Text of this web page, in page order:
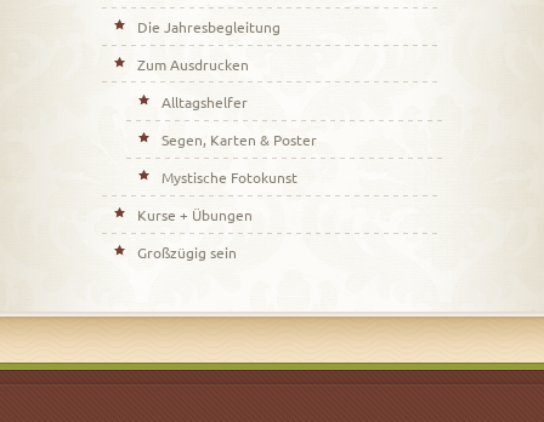
Die Jahresbegleitung
Zum Ausdrucken
Alltagshelfer
Segen, Karten & Poster
Mystische Fotokunst
Kurse + Übungen
Großzügig sein